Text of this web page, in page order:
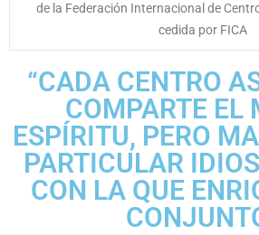
de la Federación Internacional de
cedida por FICA
“CADA CENTRO
COMPARTE EL
ESPÍRITU, PERO
PARTICULAR
CON LA QUE